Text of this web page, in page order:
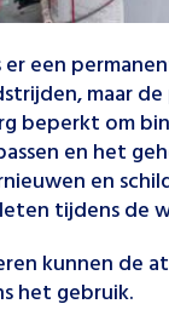
er een
maar
beperkt om
en het
en
tijdens de
kunnen de
het gebruik.